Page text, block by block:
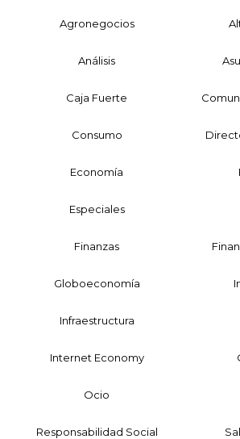
Agronegocios
Análisis
Caja Fuerte
Consumo
Economía
Especiales
Finanzas
Globoeconomía
Infraestructura
Internet Economy
Ocio
Responsabilidad Social